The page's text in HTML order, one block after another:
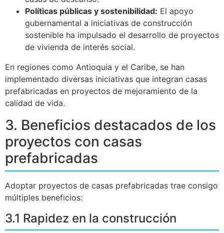
Políticas públicas y sostenibilidad: El apoyo
gubernamental a iniciativas de construcción
sostenible ha impulsado el desarrollo de proyectos
de vivienda de interés social.
En regiones como Antioquia y el Caribe, se han
implementado diversas iniciativas que integran casas
prefabricadas en proyectos de mejoramiento de la
calidad de vida.
3. Beneficios destacados de los
proyectos con casas
prefabricadas
Adoptar proyectos de casas prefabricadas trae consigo
múltiples beneficios:
3.1 Rapidez en la construcción